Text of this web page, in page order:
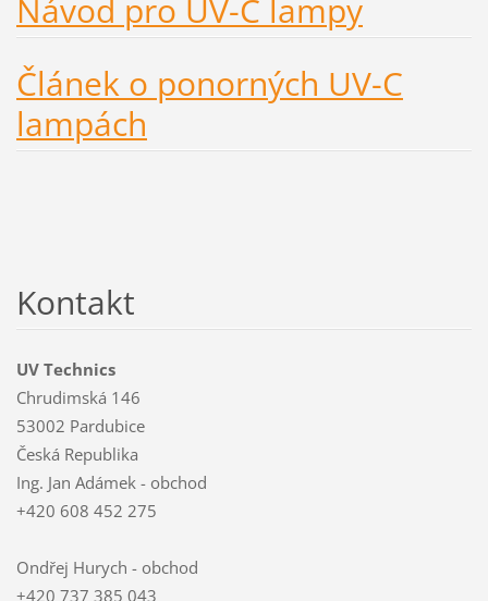
Návod pro UV-C lampy
Článek o ponorných UV-C
lampách
Kontakt
UV Technics
Chrudimská 146
53002 Pardubice
Česká Republika
Ing. Jan Adámek - obchod
+420 608 452 275
Ondřej Hurych - obchod
+420 737 385 043